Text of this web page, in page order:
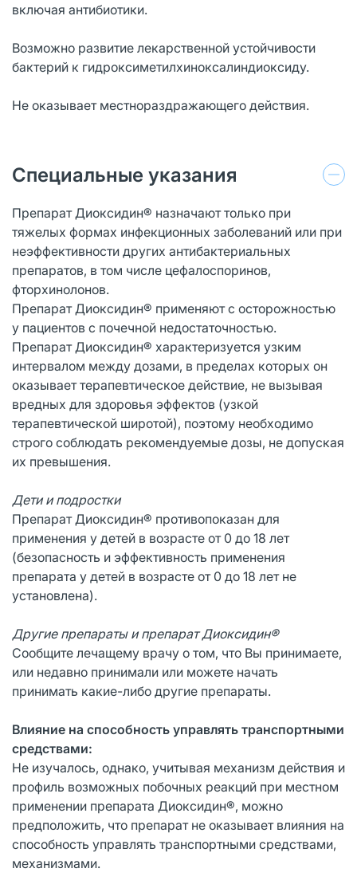
включая антибиотики.
Возможно развитие лекарственной устойчивости
бактерий к гидроксиметилхиноксалиндиоксиду.
Не оказывает местнораздражающего действия.
Специальные указания
Препарат Диоксидин® назначают только при
тяжелых формах инфекционных заболеваний или при
неэффективности других антибактериальных
препаратов, в том числе цефалоспоринов,
фторхинолонов.
Препарат Диоксидин® применяют с осторожностью
у пациентов с почечной недостаточностью.
Препарат Диоксидин® характеризуется узким
интервалом между дозами, в пределах которых он
оказывает терапевтическое действие, не вызывая
вредных для здоровья эффектов (узкой
терапевтической широтой), поэтому необходимо
строго соблюдать рекомендуемые дозы, не допуская
их превышения.
Дети и подростки
Препарат Диоксидин® противопоказан для
применения у детей в возрасте от 0 до 18 лет
(безопасность и эффективность применения
препарата у детей в возрасте от 0 до 18 лет не
установлена).
Другие препараты и препарат Диоксидин®
Сообщите лечащему врачу о том, что Вы принимаете,
или недавно принимали или можете начать
принимать какие-либо другие препараты.
Влияние на способность управлять транспортными
средствами:
Не изучалось, однако, учитывая механизм действия и
профиль возможных побочных реакций при местном
применении препарата Диоксидин®, можно
предположить, что препарат не оказывает влияния на
способность управлять транспортными средствами,
механизмами.